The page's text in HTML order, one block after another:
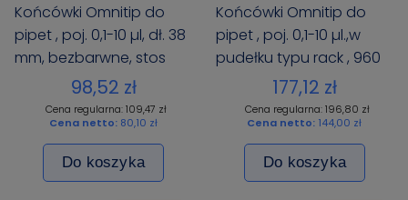
Końcówki Omnitip do
pipet , poj. 0,1-10 µl, dł. 38
mm, bezbarwne, stos
Reload, op. 960 szt. (10 x
98,52 zł
Cena regularna: 109,47 zł
Cena netto: 80,10 zł
Do koszyka
Końcówki Omnitip do
pipet , poj. 0,1-10 µl.,w
pudełku typu rack , 960
szt. (10x96)177,12 zł
Cena regularna: 196,80 zł
Cena netto: 144,00 zł
Do koszyka